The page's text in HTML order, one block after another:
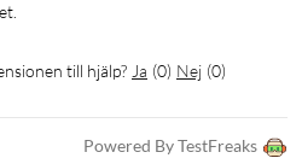
till hjälp? Ja (0) Nej (0)
Powered By TestFreaks